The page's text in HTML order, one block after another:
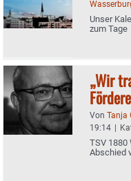
Unser
zum Tage
„Wir
Von Tanja
19:14 |
TSV 1880
Abschied